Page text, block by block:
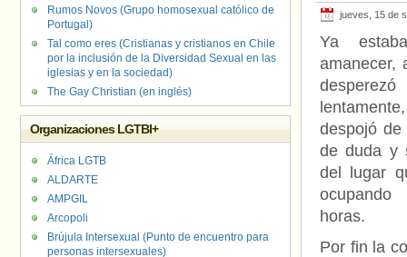
jueves, 15 de
Ya
amanecer,
desperezó
despojó de
de duda y
del lugar
horas.
Por fin la
Rumos Novos (Grupo homosexual católico de
Portugal)
Tal como eres (Cristianas y cristianos en Chile
por la inclusión de la Diversidad Sexual en las
iglesias y en la sociedad)
The Gay Christian (en inglés)
Organizaciones LGTBI+
África LGTB
ALDARTE
AMPGIL
Arcopoli
Brújula Intersexual (Punto de encuentro para
personas intersexuales)